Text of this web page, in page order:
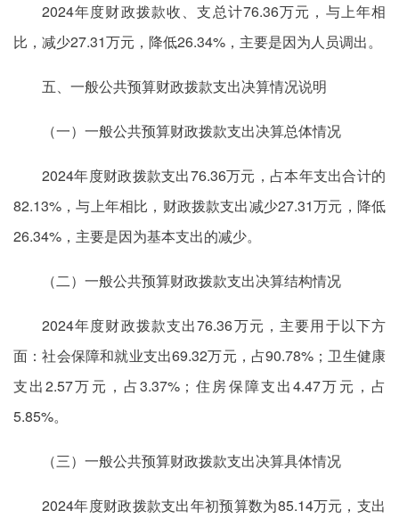
2024年度财政拨款收、支总计76.36万元，与上年相
比，减少27.31万元，降低26.34%，主要是因为人员调出。
五、一般公共预算财政拨款支出决算情况说明
（一）一般公共预算财政拨款支出决算总体情况
2024年度财政拨款支出76.36万元，占本年支出合计的
82.13%，与上年相比，财政拨款支出减少27.31万元，降低
26.34%，主要是因为基本支出的减少。
（二）一般公共预算财政拨款支出决算结构情况
2024年度财政拨款支出76.36万元，主要用于以下方
面：社会保障和就业支出69.32万元，占90.78%；卫生健康
支出2.57万元，占3.37%；住房保障支出4.47万元，占
5.85%。
（三）一般公共预算财政拨款支出决算具体情况
2024年度财政拨款支出年初预算数为85.14万元，支出